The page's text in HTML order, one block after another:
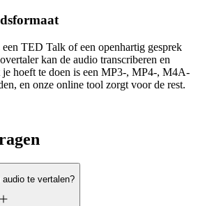
TED Talk of een openhartig gesprek
kan de audio transcriberen en
hoeft te doen is een MP3-, MP4-, M4A-
en onze online tool zorgt voor de rest.
audio te vertalen?